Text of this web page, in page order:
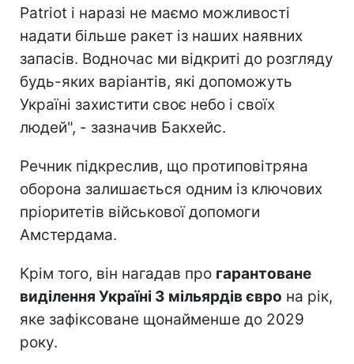
Patriot і наразі не маємо можливості
надати більше ракет із наших наявних
запасів. Водночас ми відкриті до розгляду
будь-яких варіантів, які допоможуть
Україні захистити своє небо і своїх
людей", - зазначив Бакхейс.
Речник підкреслив, що протиповітряна
оборона залишається одним із ключових
пріоритетів військової допомоги
Амстердама.
Крім того, він нагадав про гарантоване
виділення Україні 3 мільярдів євро на рік,
яке зафіксоване щонайменше до 2029
року.